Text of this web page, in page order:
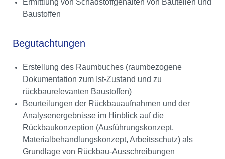
Ermittlung von Schadstoffgehalten von Bauteilen und
Baustoffen
Begutachtungen
Erstellung des Raumbuches (raumbezogene
Dokumentation zum Ist-Zustand und zu
rückbaurelevanten Baustoffen)
Beurteilungen der Rückbauaufnahmen und der
Analysenergebnisse im Hinblick auf die
Rückbaukonzeption (Ausführungskonzept,
Materialbehandlungskonzept, Arbeitsschutz) als
Grundlage von Rückbau-Ausschreibungen